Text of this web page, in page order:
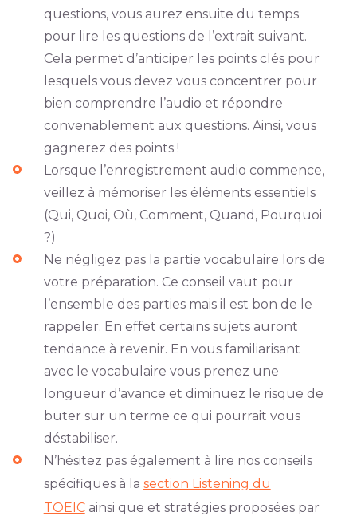
questions, vous aurez ensuite du temps
pour lire les questions de l’extrait suivant.
Cela permet d’anticiper les points clés pour
lesquels vous devez vous concentrer pour
bien comprendre l’audio et répondre
convenablement aux questions. Ainsi, vous
gagnerez des points !
Lorsque l’enregistrement audio commence,
veillez à mémoriser les éléments essentiels
(Qui, Quoi, Où, Comment, Quand, Pourquoi
?)
Ne négligez pas la partie vocabulaire lors de
votre préparation. Ce conseil vaut pour
l’ensemble des parties mais il est bon de le
rappeler. En effet certains sujets auront
tendance à revenir. En vous familiarisant
avec le vocabulaire vous prenez une
longueur d’avance et diminuez le risque de
buter sur un terme ce qui pourrait vous
déstabiliser.
N’hésitez pas également à lire nos conseils
spécifiques à la section Listening du
TOEICainsi que et stratégies proposées par